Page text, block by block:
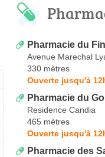
Pharmacie du
Avenue Marechal
330 mètres
Ouverte jusqu'à
Pharmacie du
Residence Candia
465 mètres
Ouverte jusqu'à
Pharmacie des